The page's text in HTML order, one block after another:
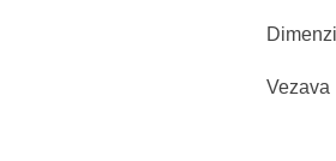
Vezava